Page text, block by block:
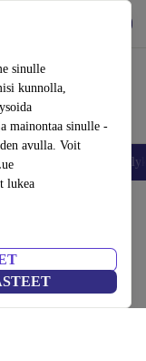
sinulle
kunnolla,
mainontaa sinulle -
avulla. Voit
lukea
Henkilötiedot